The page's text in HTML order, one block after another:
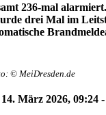
236-mal
drei Mal im
© MeiDresden.de
März 2026, 09:24